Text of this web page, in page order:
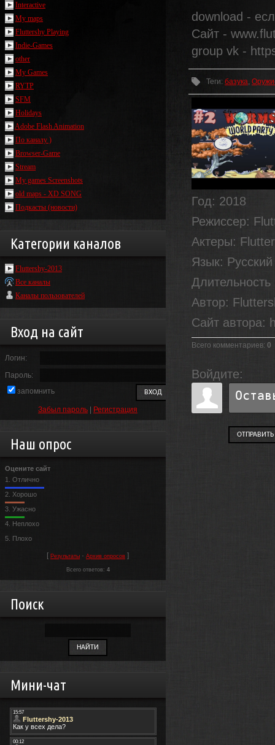
Interactive
My maps
Fluttershy Playing
Indie-Games
other
My Games
RYTP
SFM
Holidays
Adobe Flash Animation
По каналу )
Browser-Game
Stream
My games Screenshots
old maps - XD SONG
Подкасты (новости)
Категории каналов
Fluttershy-2013
Все каналы
Каналы пользователей
Вход на сайт
Логин:
Пароль:
запомнить
Забыл пароль Регистрация
Наш опрос
Оцените сайт
1. Отлично
2. Хорошо
3. Ужасно
4. Неплохо
5. Плохо
[ Результаты · Архив опросов ]
Всего ответов: 4
Поиск
Мини-чат
download -
Сайт -
group vk -
Теги: базука,
Год: 2018
Режиссер:
Актеры:
Язык: Русский
Автор:
Сайт автора:
Всего комментариев: 0
Войдите:
ОТПРАВИТЬ